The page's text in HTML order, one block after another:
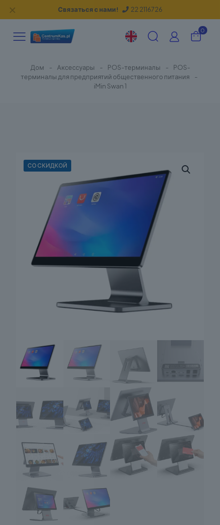
Связаться с нами! 22 2116726
✕
0
Дом - Аксессуары - POS-терминалы -
POS-
терминалы для предприятий общественного питания
-
iMin Swan 1
СО СКИДКОЙ